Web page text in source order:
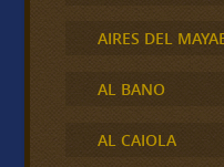
AIRES DEL
AL BANO
AL CAIOLA